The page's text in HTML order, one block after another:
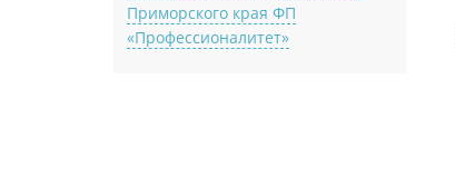
Приморского края ФП
«Профессионалитет»